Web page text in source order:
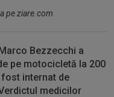
pe ziare.com
Bezzecchi a
pe motocicletă la 200
internat de
medicilor